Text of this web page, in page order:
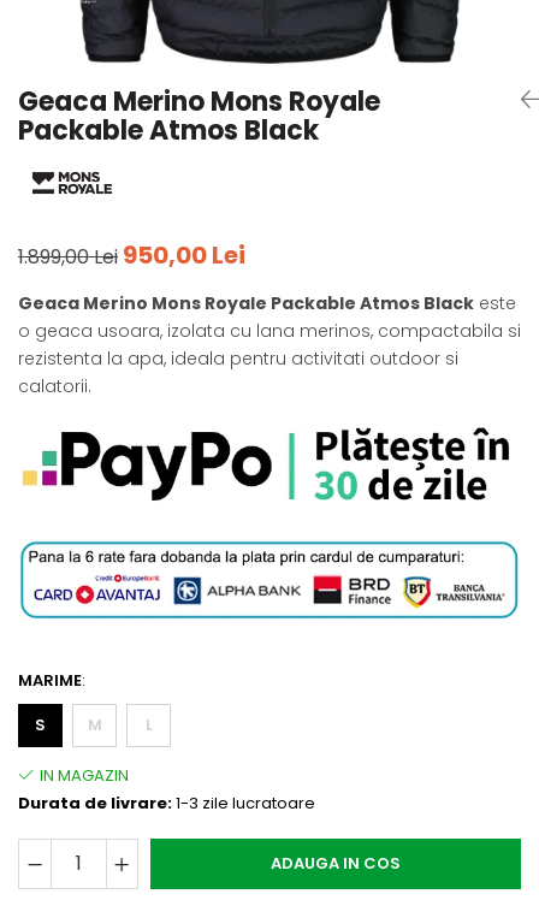
Pantaloni outdoor
Curele
Bustiere
Geaca Merino Mons Royale
Packable Atmos Black
1.899,00 Lei 950,00 Lei
Geaca Merino Mons Royale Packable Atmos Black este
o geaca usoara, izolata cu lana merinos, compactabila si
rezistenta la apa, ideala pentru activitati outdoor si
calatorii.
MARIME:
S
M L
Durata de livrare:1-3 zile lucratoare
ADAUGA IN COS